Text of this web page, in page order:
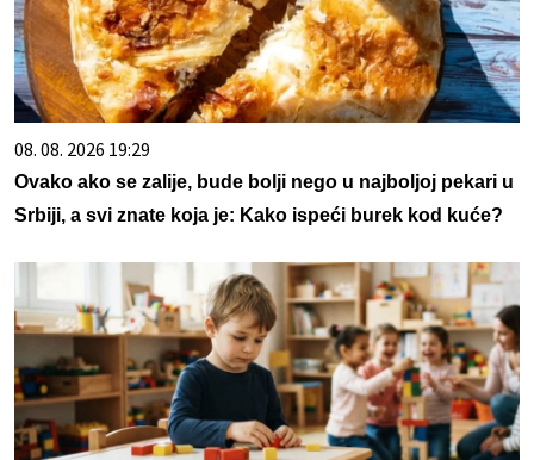
08. 08. 2026 19:29
Ovako ako se zalije, bude bolji nego u najboljoj pekari u
Srbiji, a svi znate koja je: Kako ispeći burek kod kuće?